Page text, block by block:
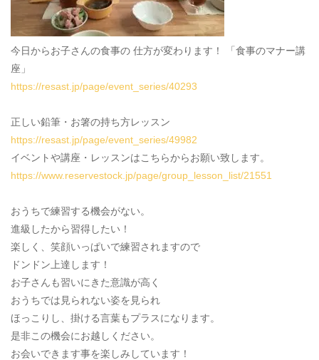
今日からお子さんの食事の 仕方が変わります！ 「食事のマナー講
座」
https://resast.jp/page/event_series/40293
正しい鉛筆・お箸の持ち方レッスン
https://resast.jp/page/event_series/49982
イベントや講座・レッスンはこちらからお願い致します。
https://www.reservestock.jp/page/group_lesson_list/21551
おうちで練習する機会がない。
進級したから習得したい！
楽しく、笑顔いっぱいで練習されますので
ドンドン上達します！
お子さんも習いにきた意識が高く
おうちでは見られない姿を見られ
ほっこりし、掛ける言葉もプラスになります。
是非この機会にお越しください。
お会いできます事を楽しみしています！